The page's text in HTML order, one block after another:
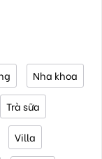
Nha khoa
Trà sữa
Villa